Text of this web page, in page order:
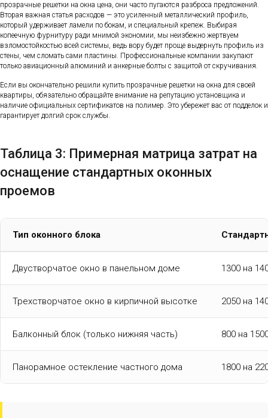
прозрачные решетки на окна цена, они часто пугаются разброса предложений.
Вторая важная статья расходов — это усиленный металлический профиль,
который удерживает ламели по бокам, и специальный крепеж. Выбирая
копеечную фурнитуру ради мнимой экономии, мы неизбежно жертвуем
взломостойкостью всей системы, ведь вору будет проще выдернуть профиль из
стены, чем сломать сами пластины. Профессиональные компании закупают
только авиационный алюминий и анкерные болты с защитой от скручивания.
Если вы окончательно решили купить прозрачные решетки на окна для своей
квартиры, обязательно обращайте внимание на репутацию установщика и
наличие официальных сертификатов на полимер. Это убережет вас от подделок и
гарантирует долгий срок службы.
Таблица 3: Примерная матрица затрат на
оснащение стандартных оконных
проемов
Тип оконного блока
Двустворчатое окно в панельном доме 1300 на
Трехстворчатое окно в кирпичной высотке 2050 на
Балконный блок (только нижняя часть) 800 на
Панорамное остекление частного дома 1800 на